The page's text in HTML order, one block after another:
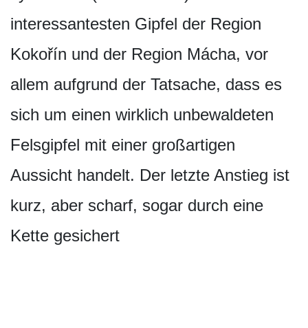
interessantesten Gipfel der Region
Kokořín und der Region Mácha, vor
allem aufgrund der Tatsache, dass es
sich um einen wirklich unbewaldeten
Felsgipfel mit einer großartigen
Aussicht handelt. Der letzte Anstieg ist
kurz, aber scharf, sogar durch eine
Kette gesichert